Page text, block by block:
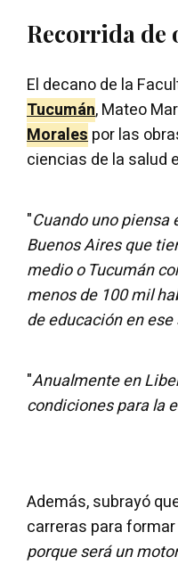
Recorrida de
El decano de la
Tucumán, Mateo
Moralespor las
ciencias de la salud
"Cuando uno piensa
Buenos Aires que
medio o Tucumán
menos de 100 mil
de educación en
"Anualmente en
condiciones para la
Además, subrayó
carreras para
porque será un